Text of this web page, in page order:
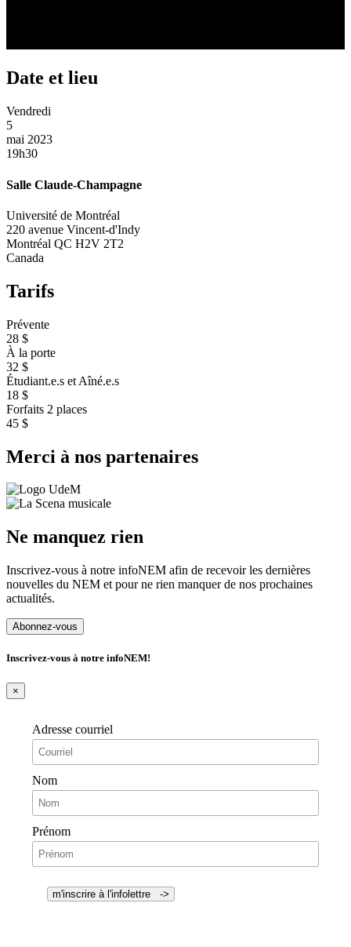
Date et lieu
Vendredi
5
mai 2023
19h30
Salle Claude-Champagne
Université de Montréal
220 avenue Vincent-d'Indy
Montréal QC H2V 2T2
Canada
Tarifs
Prévente
28 $
À la porte
32 $
Étudiant.e.s et Aîné.e.s
18 $
Forfaits 2 places
45 $
Merci à nos partenaires
Ne manquez rien
Inscrivez-vous à notre infoNEM afin de recevoir les dernières
nouvelles du NEM et pour ne rien manquer de nos prochaines
actualités.
Abonnez-vous
Inscrivez-vous à notre infoNEM!
×
Adresse courriel
Nom
Prénom